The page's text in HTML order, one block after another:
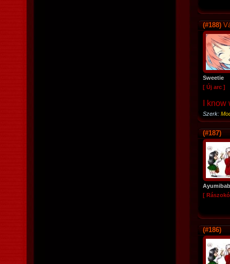
(#188)
Sweetie
[ Új arc ]
I
Szerk:
(#187)
[
(#186)